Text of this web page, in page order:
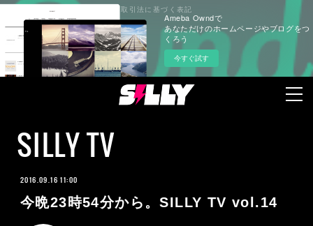
Ameba Owndで
あなただけのホームページやブログをつ
くろう
今すぐ試す
SILLY TV
2016.09.16 11:00
今晩23時54分から。SILLY TV vol.14
プライバシーポリシー 特定商取引法に基づく表記